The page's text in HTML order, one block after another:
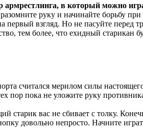
армрестлинга, в который можно
разомните руку и начинайте борьбу
первый взгляд. Но не пасуйте
тем более, что ехидный старикан
считался мерилом силы
пор пока не уложите руку
старик вас не сбивает с толку.
довольно непросто. Начните